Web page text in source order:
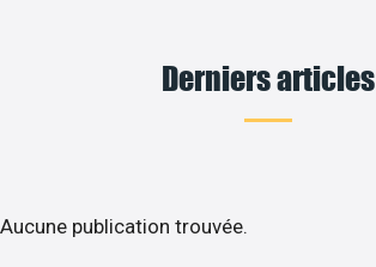
Derniers articles
Aucune publication trouvée.